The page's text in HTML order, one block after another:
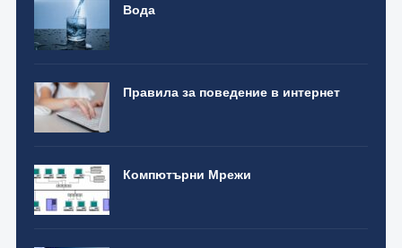
Вода
Правила за поведение в интернет
Компютърни Мрежи